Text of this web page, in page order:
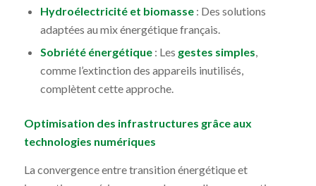
Hydroélectricité et biomasse: Des solutions
adaptées au mix énergétique français.
Sobriété énergétique: Les gestes simples,
comme l’extinction des appareils inutilisés,
complètent cette approche.
Optimisation des infrastructures grâce aux
technologies numériques
La convergence entre transition énergétique et